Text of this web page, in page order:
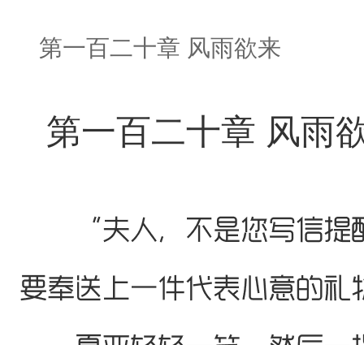
第一百二十章 风雨欲来
第一百二十章 风雨